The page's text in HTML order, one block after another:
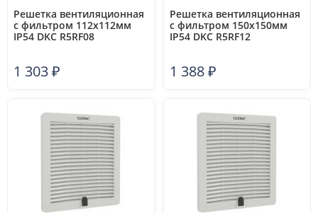
Решетка вентиляционная
с фильтром 112х112мм
IP54 DKC R5RF08
1 303₽
Решетка вентиляционная
с фильтром 150х150мм
IP54 DKC R5RF12
1 388₽